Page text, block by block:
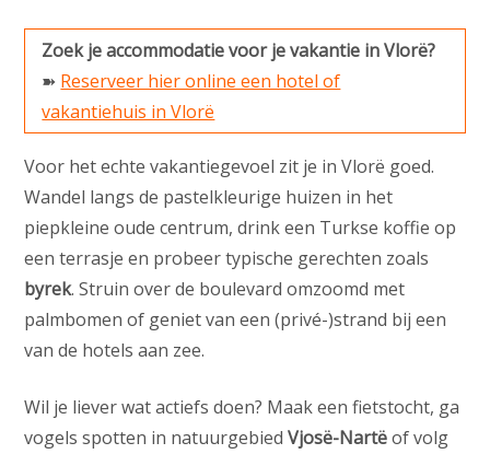
Zoek je accommodatie voor je vakantie in Vlorë?
➽ Reserveer hier online een hotel of
vakantiehuis in Vlorë
Voor het echte vakantiegevoel zit je in Vlorë goed.
Wandel langs de pastelkleurige huizen in het
piepkleine oude centrum, drink een Turkse koffie op
een terrasje en probeer typische gerechten zoals
byrek. Struin over de boulevard omzoomd met
palmbomen of geniet van een (privé-)strand bij een
van de hotels aan zee.
Wil je liever wat actiefs doen? Maak een fietstocht, ga
vogels spotten in natuurgebiedVjosë-Nartëof volg